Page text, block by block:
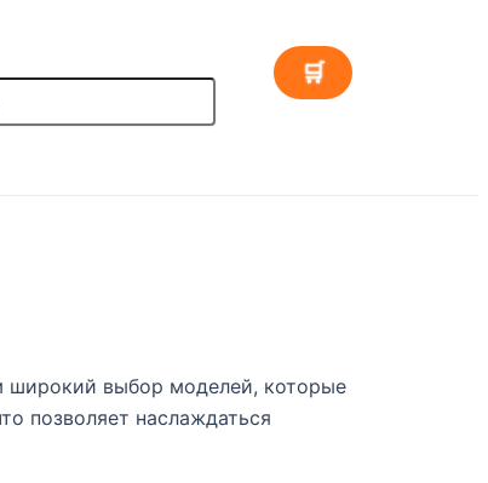
🛒
широкий выбор моделей, которые
позволяет наслаждаться